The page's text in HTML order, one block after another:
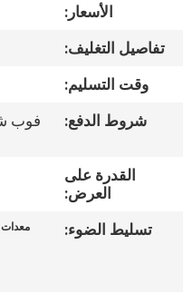
مراقبة
الجودة
اتصل
الأسعار:
تفاصيل التغليف:
وقت التسليم:
شروط الدفع:
فوب
القدرة على
العرض:
تسليط الضوء:
معدات